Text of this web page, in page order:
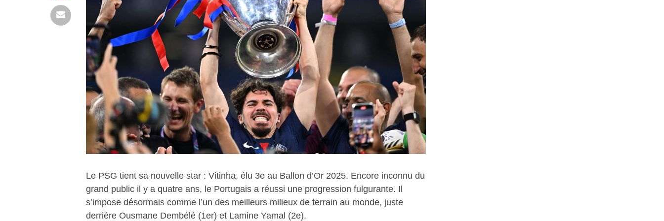
Le PSG tient sa nouvelle star : Vitinha, élu 3e au Ballon d’Or 2025. Encore inconnu du
grand public il y a quatre ans, le Portugais a réussi une progression fulgurante. Il
s’impose désormais comme l’un des meilleurs milieux de terrain au monde, juste
derrière Ousmane Dembélé (1er) et Lamine Yamal (2e).